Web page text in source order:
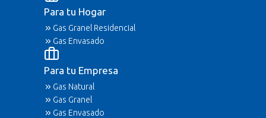
Para tu Hogar
Gas Granel Residencial
Gas Envasado
Para tu Empresa
Gas Natural
Gas Granel
Gas Envasado